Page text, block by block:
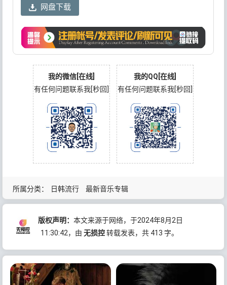
所属分类： 日韩流行 最新音乐专辑
网盘下载
我的微信[在线]
有任何问题联系我[秒回]
我的QQ[在线]
有任何问题联系我[秒回]
版权声明：本文来源于网络，于2024年8月2日
11:30:42，由无损控转载发表，共 413 字。